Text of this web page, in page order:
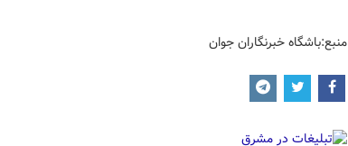
منبع:باشگاه خبرنگاران جوان